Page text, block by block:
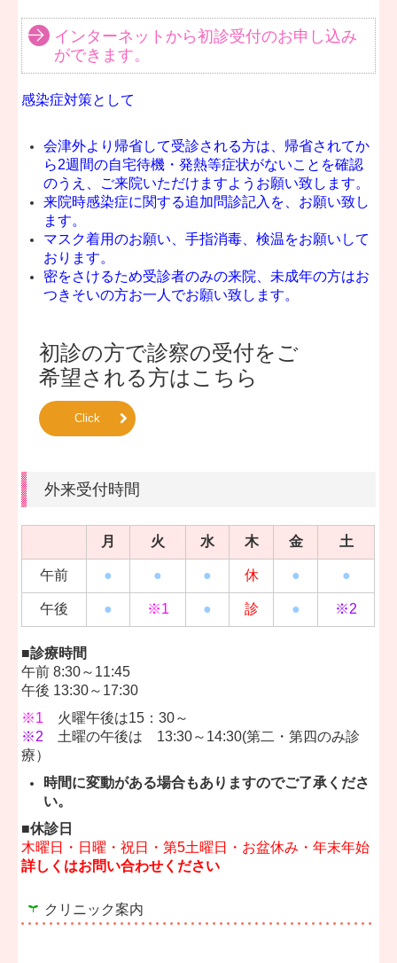
クリニック案内
■
2025.08.31...2025年10月診療カレンダー
2025.06.30...2025年9月診療カレンダー
9月診療カレンダーはこちら＞＞
2025.06.30...2025年8月診療カレンダー
8月診療カレンダーはこちら＞＞
■2025.06.30...2025年7月診療カレンダ-
■2025.02.28...2025年5月診療カレンダ-
5月診療カレンダーはこちら＞＞
■
2025.02.28...2025年4月診療カレンダー
2024.12.30...2025年3月診療カレンダー
3月診療カレンダーはこちら＞＞
■2024.12.30...2025年2月診療カレンダー
2月診療カレンダーはこちら＞＞
■2024.10.29...2025年1月診療カレンダー
1月診療カレンダーはこちら＞＞
2024.10.29...2024年12月診療カレンダー
12月診療カレンダーはこちら＞＞
■2024.08.27...2024年11月診療カレンダー
インターネットから初診受付のお申し込み
ができます。
感染症対策として
会津外より帰省して受診される方は、帰省されてか
ら2週間の自宅待機・発熱等症状がないことを確認
のうえ、ご来院いただけますようお願い致します。
来院時感染症に関する追加問診記入を、お願い致し
ます。
マスク着用のお願い、手指消毒、検温をお願いして
おります。
密をさけるため受診者のみの来院、未成年の方はお
つきそいの方お一人でお願い致します。
初診の方で診察の受付をご
希望される方はこちら
Click
外来受付時間
月 火 水 木 金 土
午前 ● ● ● 休 ● ●
午後 ● ※1 ● 診 ● ※2
■診療時間
午前 8:30～11:45
午後 13:30～17:30
※1 火曜午後は15：30～
※2 土曜の午後は 13:30～14:30(第二・第四のみ診
療）
時間に変動がある場合もありますのでご了承くださ
い。
■休診日
木曜日・日曜・祝日・第5土曜日・お盆休み・年末年始
詳しくはお問い合わせください